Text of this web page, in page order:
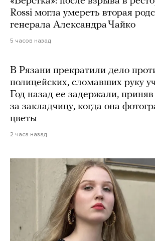
Rossi могла умереть вторая
генерала Александра Чайко
5 часов назад
В Рязани прекратили дело
полицейских, сломавших руку
Год назад ее задержали, приняв
за закладчицу, когда она
цветы
2 часа назад